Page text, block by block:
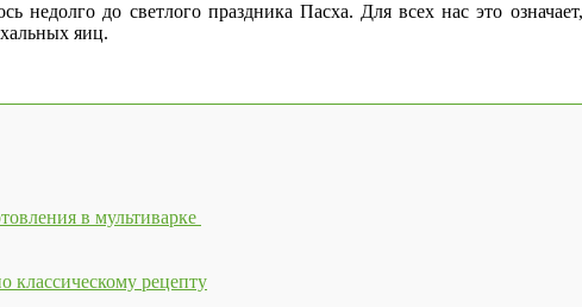
недолго до светлого праздника Пасха. Для всех нас это
яиц.
в мультиварке
классическому рецепту